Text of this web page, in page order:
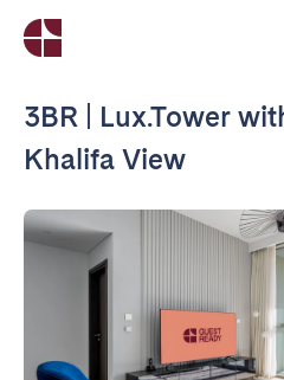
3BR | Lux.Tower
Khalifa View